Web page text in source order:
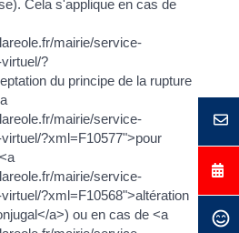
Cela s'applique en cas de
mairie/service-
?
du principe de la rupture
mairie/service-
?xml=F10577">pour
mairie/service-
?xml=F10568">altération
a>) ou en cas de <a